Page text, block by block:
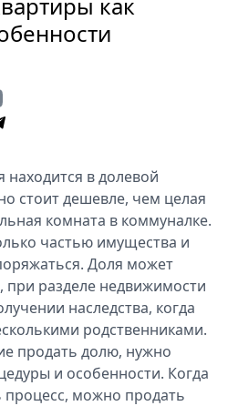
в долевой
стоит дешевле, чем целая
комната в коммуналке.
частью имущества и
Доля может
при разделе недвижимости
наследства, когда
родственниками.
продать долю, нужно
и особенности. Когда
процесс, можно продать